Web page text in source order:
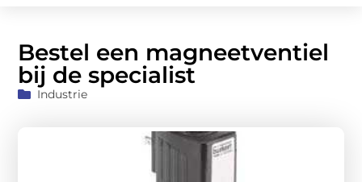
Bestel een magneetventiel
bij de specialist
Industrie